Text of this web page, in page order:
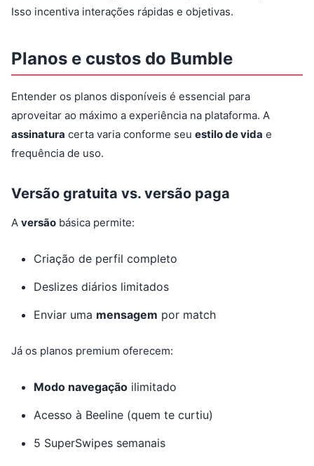
Isso incentiva interações rápidas e objetivas.
Planos e custos do Bumble
Entender os planos disponíveis é essencial para
aproveitar ao máximo a experiência na plataforma. A
assinatura certa varia conforme seu estilo de vida e
frequência de uso.
Versão gratuita vs. versão paga
A versão básica permite:
Criação de perfil completo
Deslizes diários limitados
Enviar uma mensagem por match
Já os planos premium oferecem:
Modo navegação ilimitado
Acesso à Beeline (quem te curtiu)
5 SuperSwipes semanais